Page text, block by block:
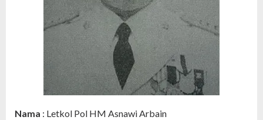
Nama : Letkol Pol HM Asnawi Arbain